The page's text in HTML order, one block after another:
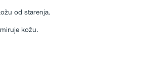
od starenja.
kožu.